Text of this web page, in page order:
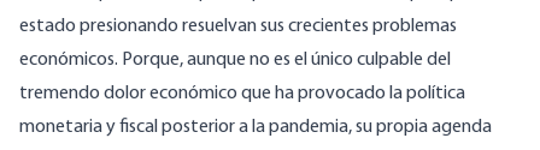
estado presionando resuelvan sus crecientes problemas
económicos. Porque, aunque no es el único culpable del
tremendo dolor económico que ha provocado la política
monetaria y fiscal posterior a la pandemia, su propia agenda